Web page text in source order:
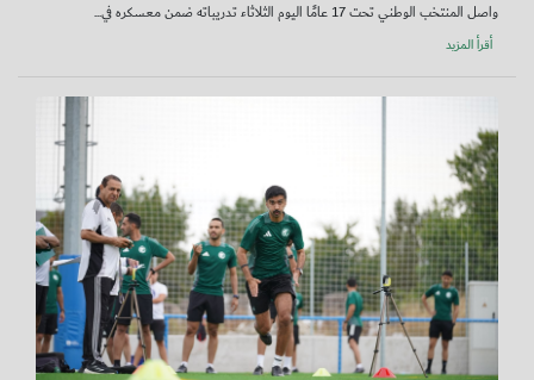
واصل المنتخب الوطني تحت 17 عامًا اليوم الثلاثاء تدريباته ضمن معسكره في...
أقرأ المزيد